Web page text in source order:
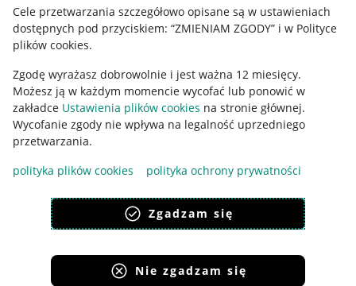
Cele przetwarzania szczegółowo opisane są w ustawieniach
dostępnych pod przyciskiem: “ZMIENIAM ZGODY” i w Polityce
plików cookies.
Zgodę wyrażasz dobrowolnie i jest ważna 12 miesięcy.
Możesz ją w każdym momencie wycofać lub ponowić w
zakładce Ustawienia plików cookies na stronie głównej.
Wycofanie zgody nie wpływa na legalność uprzedniego
przetwarzania.
polityka plików cookies
polityka ochrony prywatności
Zgadzam się
Nie zgadzam się
Udostępnianie lokalizacji
Informacje dla Aktu o Usługach Cyfrowych
Pobierz aplikację
Korzystanie z serwisu oznacza akceptacjęregulaminu